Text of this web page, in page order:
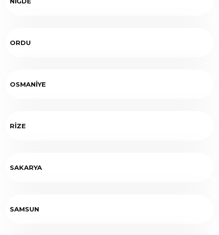
ORDU
OSMANİYE
RİZE
SAKARYA
SAMSUN